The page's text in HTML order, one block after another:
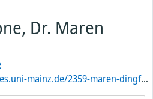
Dr. Maren
2359-maren-dingfelder-stone/about